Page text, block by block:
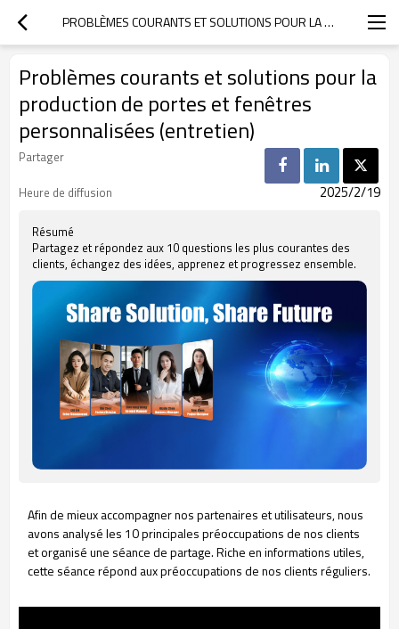
PROBLÈMES COURANTS ET SOLUTIONS POUR LA PRODUCTION DE PORTES ET FENÊTRES PERSONNALISÉES (ENTRETIEN)
Problèmes courants et solutions pour la
production de portes et fenêtres
personnalisées (entretien)
Partager
Heure de diffusion
2025/2/19
Résumé
Partagez et répondez aux 10 questions les plus courantes des
clients, échangez des idées, apprenez et progressez ensemble.
Afin de mieux accompagner nos partenaires et utilisateurs, nous
avons analysé les 10 principales préoccupations de nos clients
et organisé une séance de partage. Riche en informations utiles,
cette séance répond aux préoccupations de nos clients réguliers.